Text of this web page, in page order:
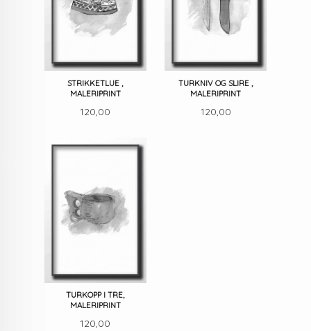
STRIKKETLUE ,
MALERIPRINT
Pris
120,00
TURKNIV OG SLIRE ,
MALERIPRINT
Pris
120,00
TURKOPP I TRE,
MALERIPRINT
Pris
120,00